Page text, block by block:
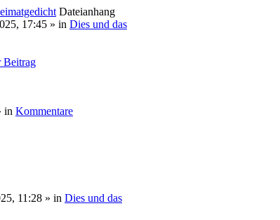
Dateianhang
17:45 » in Dies und das
Beitrag
in Kommentare
11:28 » in Dies und das